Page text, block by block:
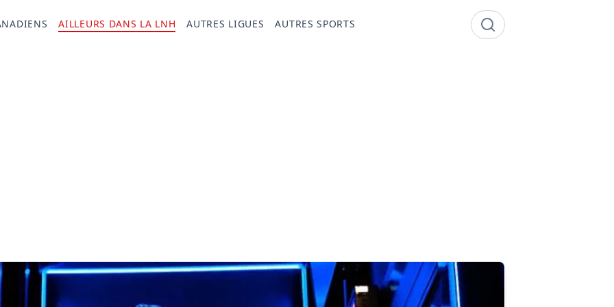
AILLEURS DANS LA LNH AUTRES LIGUES AUTRES SPORTS